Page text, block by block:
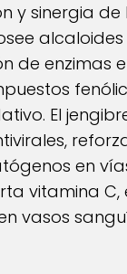
y sinergia
de enzimas
El
en
vitamina
vasos